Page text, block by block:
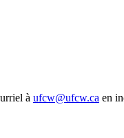
à ufcw@ufcw.ca en